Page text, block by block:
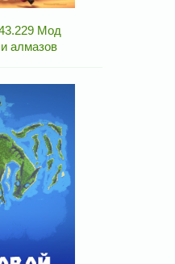
Мод
алмазов